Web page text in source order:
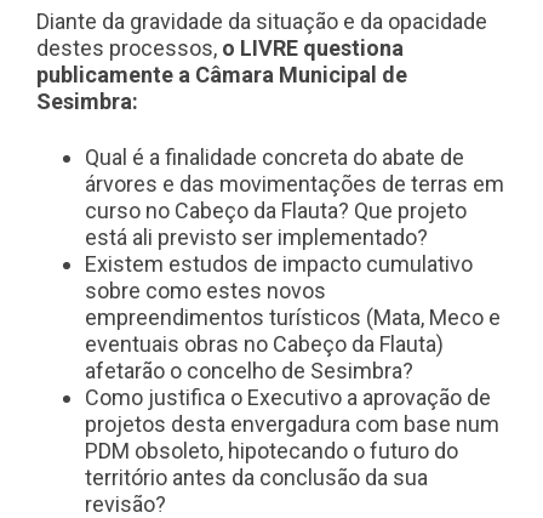
Diante da gravidade da situação e da opacidade
destes processos, o LIVRE questiona
publicamente a Câmara Municipal de
Sesimbra:
Qual é a finalidade concreta do abate de
árvores e das movimentações de terras em
curso no Cabeço da Flauta? Que projeto
está ali previsto ser implementado?
Existem estudos de impacto cumulativo
sobre como estes novos
empreendimentos turísticos (Mata, Meco e
eventuais obras no Cabeço da Flauta)
afetarão o concelho de Sesimbra?
Como justifica o Executivo a aprovação de
projetos desta envergadura com base num
PDM obsoleto, hipotecando o futuro do
território antes da conclusão da sua
revisão?